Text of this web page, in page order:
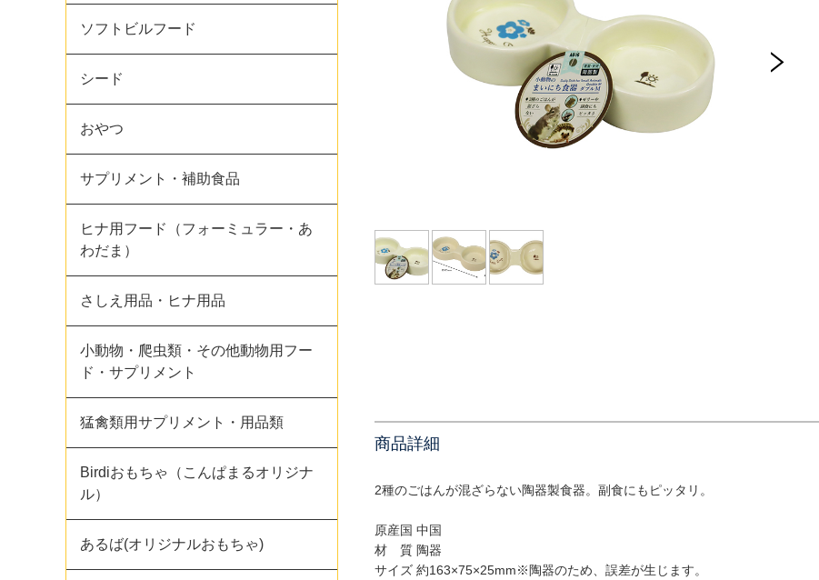
商品詳細
2種のごはんが混ざらない陶器製食器。副食にもピッタリ。
原産国 中国
材 質 陶器
サイズ 約163×75×25mm※陶器のため、誤差が生じます。
ソフトビルフード
シード
おやつ
サプリメント・補助食品
ヒナ用フード（フォーミュラー・あ
わだま）
さしえ用品・ヒナ用品
小動物・爬虫類・その他動物用フー
ド・サプリメント
猛禽類用サプリメント・用品類
Birdiおもちゃ（こんぱまるオリジナ
ル）
あるば(オリジナルおもちゃ)